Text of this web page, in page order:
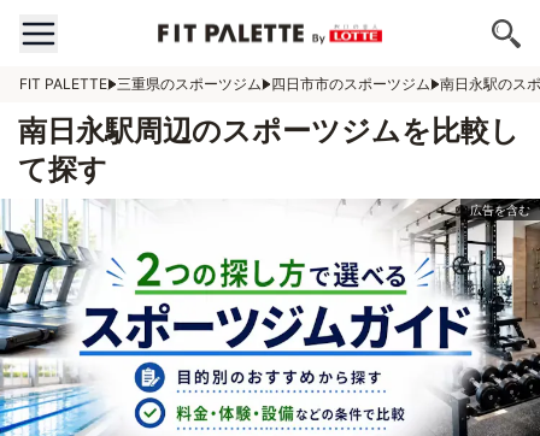
FIT PALETTE 三重県のスポーツジム 四日市市のスポーツジム 南日永駅のス
南日永駅周辺のスポーツジムを比較し
て探す